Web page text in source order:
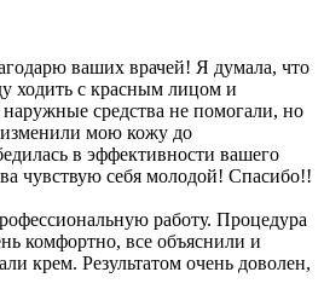
ваших врачей! Я думала, что
ходить с красным лицом и
средства не помогали, но
мою кожу до
в эффективности вашего
чувствую себя молодой! Спасибо!!
работу. Процедура
комфортно, все объяснили и
крем. Результатом очень доволен,